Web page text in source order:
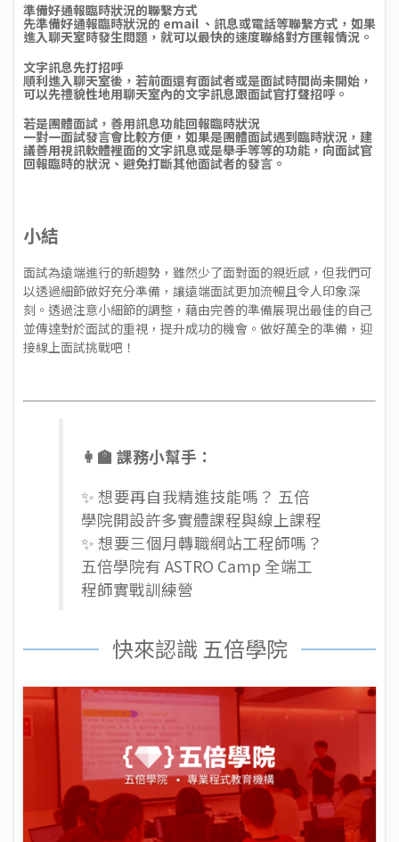
準備好通報臨時狀況的聯繫方式
先準備好通報臨時狀況的 email 、訊息或電話等聯繫方式，如果
進入聊天室時發生問題，就可以最快的速度聯絡對方匯報情況。
文字訊息先打招呼
順利進入聊天室後，若前面還有面試者或是面試時間尚未開始，
可以先禮貌性地用聊天室內的文字訊息跟面試官打聲招呼。
若是團體面試，善用訊息功能回報臨時狀況
一對一面試發言會比較方便，如果是團體面試遇到臨時狀況，建
議善用視訊軟體裡面的文字訊息或是舉手等等的功能，向面試官
回報臨時的狀況、避免打斷其他面試者的發言。
小結
面試為遠端進行的新趨勢，雖然少了面對面的親近感，但我們可
以透過細節做好充分準備，讓遠端面試更加流暢且令人印象深
刻。透過注意小細節的調整，藉由完善的準備展現出最佳的自己
並傳達對於面試的重視，提升成功的機會。做好萬全的準備，迎
接線上面試挑戰吧！
👩‍🏫 課務小幫手：
✨ 想要再自我精進技能嗎？ 五倍
學院開設許多實體課程與線上課程
✨ 想要三個月轉職網站工程師嗎？
五倍學院有 ASTRO Camp 全端工
程師實戰訓練營
快來認識 五倍學院